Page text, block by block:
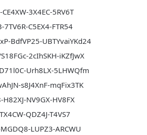
3X4EC-5RV6T
7TV6R-C5EX4-FTR54
BdfVP25-UBTYvaiYKd24
2cIhSKH-iKZfJwX
Urh8LX-5LHWQfm
s8J4XnF-mqFix3TK
H82XJ-NV9GX-HV8FX
QDZ4J-T4VS7
MGDQ8-LUPZ3-ARCWU